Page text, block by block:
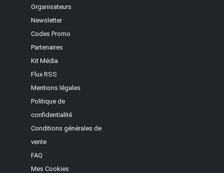
Organisateurs
Newsletter
Codes Promo
Partenaires
Kit Média
Flux RSS
Mentions légales
Politique de
confidentialité
Conditions générales de
vente
FAQ
Mes Cookies